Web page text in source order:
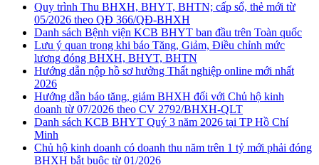
Quy trình Thu BHXH, BHYT, BHTN; cấp sổ, thẻ mới từ
05/2026 theo QĐ 366/QĐ-BHXH
Danh sách Bệnh viện KCB BHYT ban đầu trên Toàn quốc
Lưu ý quan trọng khi báo Tăng, Giảm, Điều chỉnh mức
lương đóng BHXH, BHYT, BHTN
Hướng dẫn nộp hồ sơ hưởng Thất nghiệp online mới nhất
2026
Hướng dẫn báo tăng, giảm BHXH đối với Chủ hộ kinh
doanh từ 07/2026 theo CV 2792/BHXH-QLT
Danh sách KCB BHYT Quý 3 năm 2026 tại TP Hồ Chí
Minh
Chủ hộ kinh doanh có doanh thu năm trên 1 tỷ mới phải đóng
BHXH bắt buộc từ 01/2026